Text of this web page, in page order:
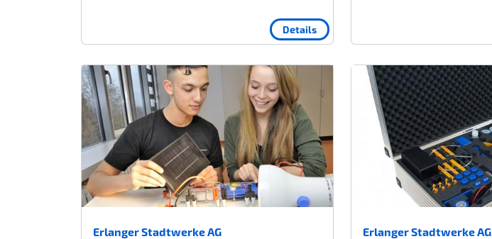
Details
Erlanger Stadtwerke AG Erlanger Stadtwerke AG